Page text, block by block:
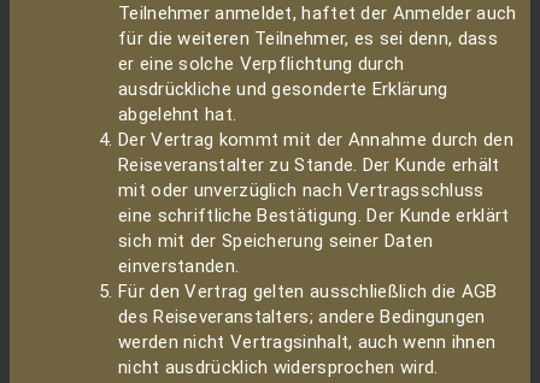
Teilnehmer anmeldet, haftet der Anmelder auch
für die weiteren Teilnehmer, es sei denn, dass
er eine solche Verpflichtung durch
ausdrückliche und gesonderte Erklärung
abgelehnt hat.
Der Vertrag kommt mit der Annahme durch den
Reiseveranstalter zu Stande. Der Kunde erhält
mit oder unverzüglich nach Vertragsschluss
eine schriftliche Bestätigung. Der Kunde erklärt
sich mit der Speicherung seiner Daten
einverstanden.
Für den Vertrag gelten ausschließlich die AGB
des Reiseveranstalters; andere Bedingungen
werden nicht Vertragsinhalt, auch wenn ihnen
nicht ausdrücklich widersprochen wird.